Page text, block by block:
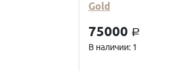
Gold
75000 a
В наличии: 1